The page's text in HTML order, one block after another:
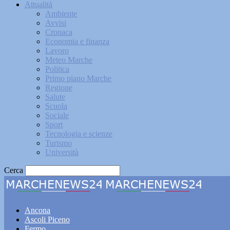
Attualità
Ambiente
Avvisi
Cronaca
Economia e finanza
Lavoro
Meteo Marche
Politica
Primo piano Marche
Regione
Salute
Scuola
Sociale
Sport
Tecnologia e scienze
Turismo
Università
Cerca
Ancona
Ascoli Piceno